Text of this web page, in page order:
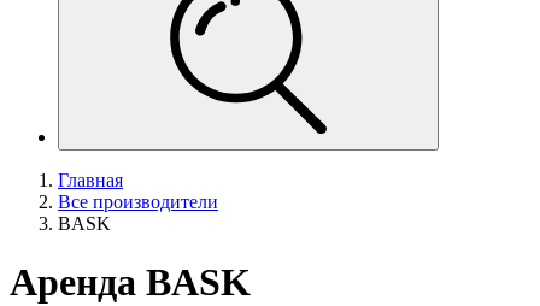
Главная
Все производители
BASK
Аренда BASK